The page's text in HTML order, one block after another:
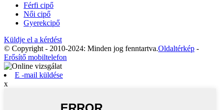
Férfi cipő
Női cipő
Gyerekcipő
Küldje el a kérdést
© Copyright - 2010-2024: Minden jog fenntartva.Oldaltérkép -
Erősítő mobiltelefon
E -mail küldése
x